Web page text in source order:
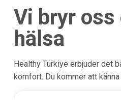
Vi bryr oss
hälsa
Healthy Türkiye erbjuder det
komfort. Du kommer att